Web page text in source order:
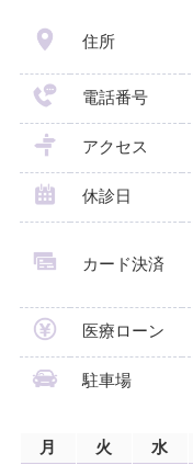
住所
電話番号
アクセス
休診日
カード決済
医療ローン
駐車場
月 火 水